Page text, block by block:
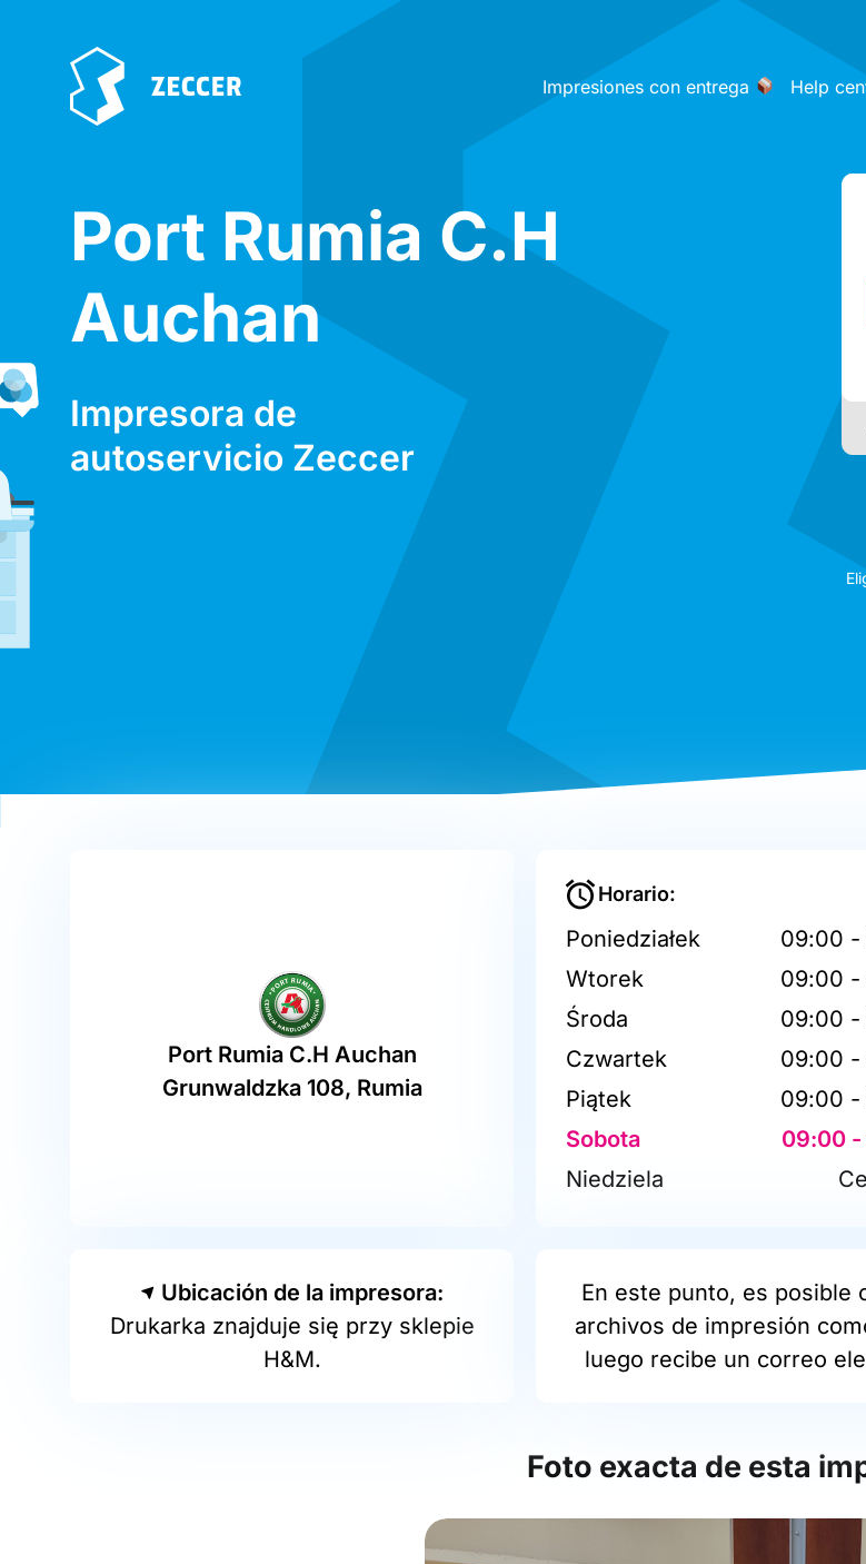
Impresiones con entrega Help
Port Rumia C.H
Auchan
Impresora de
autoservicio Zeccer
Port Rumia C.H Auchan
Grunwaldzka 108, Rumia
Horario:
Poniedziałek
09:00 -
Wtorek
09:00 -
Środa
09:00 -
Czwartek
09:00 -
Piątek
09:00 -
Sobota
09:00 -
Niedziela
Ubicación de la impresora:
Drukarka znajduje się przy sklepie
H&M.
En este punto, es posible
archivos de impresión
luego recibe un correo
Foto exacta de esta